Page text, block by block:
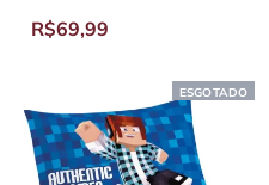
R$69,99
ESGOTADO